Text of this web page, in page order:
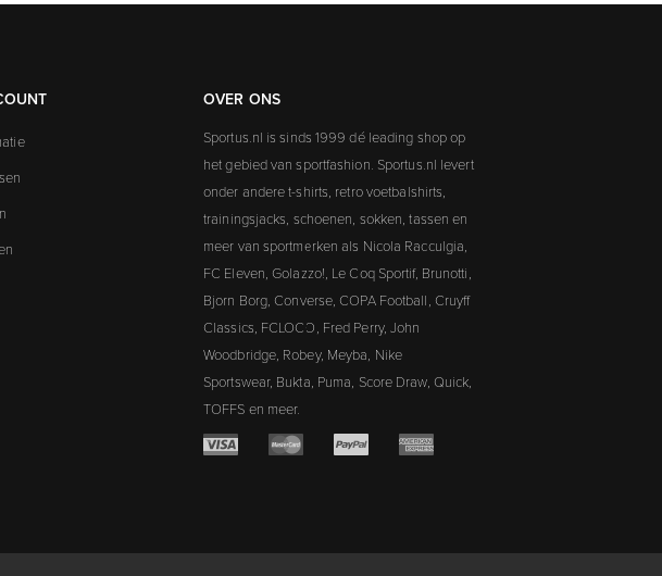
OVER ONS
Sportus.nl is sinds 1999 dé leading shop op
het gebied van sportfashion. Sportus.nl levert
onder andere t-shirts, retro voetbalshirts,
trainingsjacks, schoenen, sokken, tassen en
meer van sportmerken als Nicola Racculgia,
FC Eleven, Golazzo!, Le Coq Sportif, Brunotti,
Bjorn Borg, Converse, COPA Football, Cruyff
Classics, FCLOCO, Fred Perry, John
Woodbridge, Robey, Meyba, Nike
Sportswear, Bukta, Puma, Score Draw, Quick,
TOFFS en meer.